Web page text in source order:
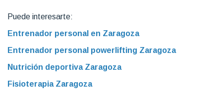
Puede interesarte:
Entrenador personal en Zaragoza
Entrenador personal powerlifting Zaragoza
Nutrición deportiva Zaragoza
Fisioterapia Zaragoza